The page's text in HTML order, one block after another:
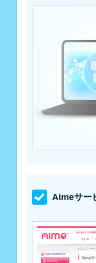
Aimeサー